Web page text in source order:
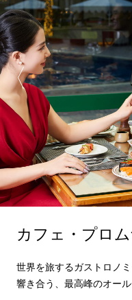
カフェ・プロ
世界を旅するガストロノ
響き合う、最高峰のオール